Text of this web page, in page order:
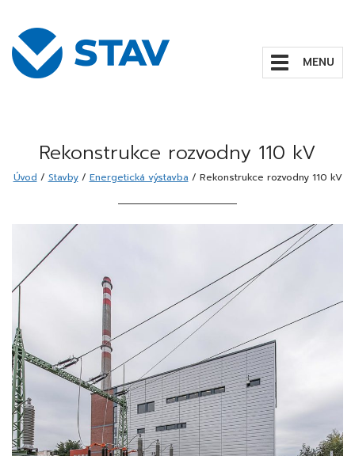
Zobrazit/skrýt
navigaci
Rekonstrukce rozvodny 110 kV
Úvod / Stavby / Energetická výstavba / Rekonstrukce rozvodny 110 kV